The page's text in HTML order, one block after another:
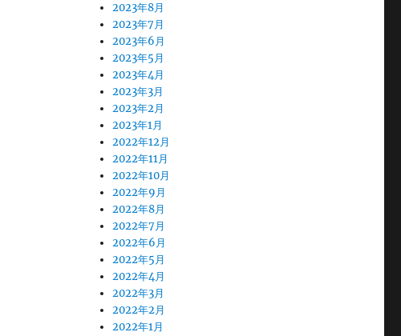
2023年8月
2023年7月
2023年6月
2023年5月
2023年4月
2023年3月
2023年2月
2023年1月
2022年12月
2022年11月
2022年10月
2022年9月
2022年8月
2022年7月
2022年6月
2022年5月
2022年4月
2022年3月
2022年2月
2022年1月